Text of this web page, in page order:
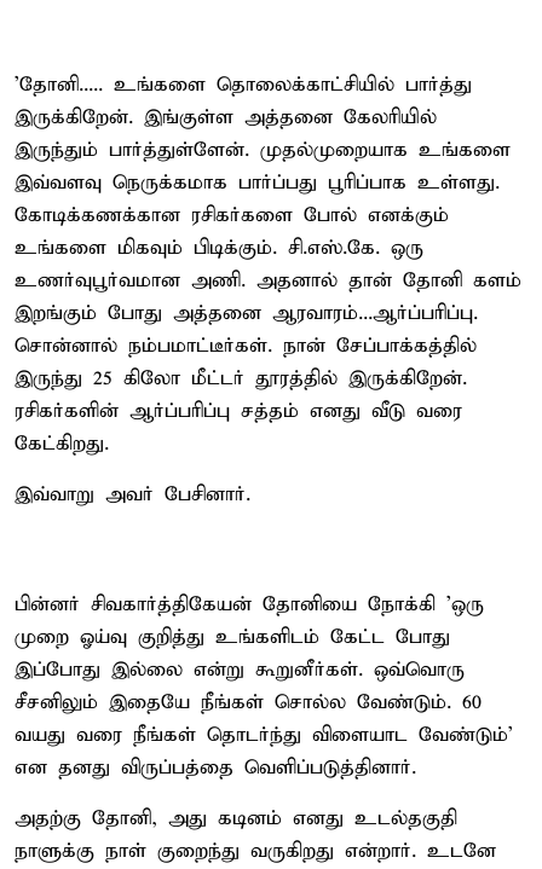
'தோனி..... உங்களை தொலைக்காட்சியில் பார்த்து
இருக்கிறேன். இங்குள்ள அத்தனை கேலரியில்
இருந்தும் பார்த்துள்ளேன். முதல்முறையாக உங்களை
இவ்வளவு நெருக்கமாக பார்ப்பது பூரிப்பாக உள்ளது.
கோடிக்கணக்கான ரசிகர்களை போல் எனக்கும்
உங்களை மிகவும் பிடிக்கும். சி.எஸ்.கே. ஒரு
உணர்வுபூர்வமான அணி. அதனால் தான் தோனி களம்
இறங்கும் போது அத்தனை ஆரவாரம்...ஆர்ப்பரிப்பு.
சொன்னால் நம்பமாட்டீர்கள். நான் சேப்பாக்கத்தில்
இருந்து 25 கிலோ மீட்டர் தூரத்தில் இருக்கிறேன்.
ரசிகர்களின் ஆர்ப்பரிப்பு சத்தம் எனது வீடு வரை
கேட்கிறது.
இவ்வாறு அவர் பேசினார்.
பின்னர் சிவகார்த்திகேயன் தோனியை நோக்கி 'ஒரு
முறை ஓய்வு குறித்து உங்களிடம் கேட்ட போது
இப்போது இல்லை என்று கூறுனீர்கள். ஒவ்வொரு
சீசனிலும் இதையே நீங்கள் சொல்ல வேண்டும். 60
வயது வரை நீங்கள் தொடர்ந்து விளையாட வேண்டும்'
என தனது விருப்பத்தை வெளிப்படுத்தினார்.
அதற்கு தோனி, அது கடினம் எனது உடல்தகுதி
நாளுக்கு நாள் குறைந்து வருகிறது என்றார். உடனே